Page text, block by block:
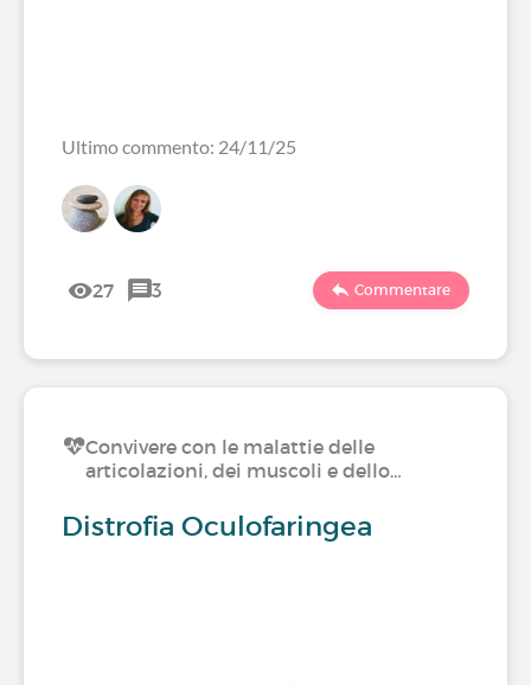
Ultimo commento: 24/11/25
27 3 Commentare
Convivere con le malattie delle
articolazioni, dei muscoli e dello…
Distrofia Oculofaringea